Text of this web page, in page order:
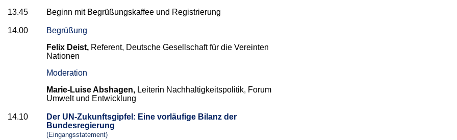
13.45 Beginn mit Begrüßungskaffee und Registrierung
14.00
Begrüßung
Felix Deist, Referent, Deutsche Gesellschaft für die Vereinten
Nationen
Moderation
Marie-Luise Abshagen, Leiterin Nachhaltigkeitspolitik, Forum
Umwelt und Entwicklung
14.10
Der UN-Zukunftsgipfel: Eine vorläufige Bilanz der
Bundesregierung
(Eingangsstatement)